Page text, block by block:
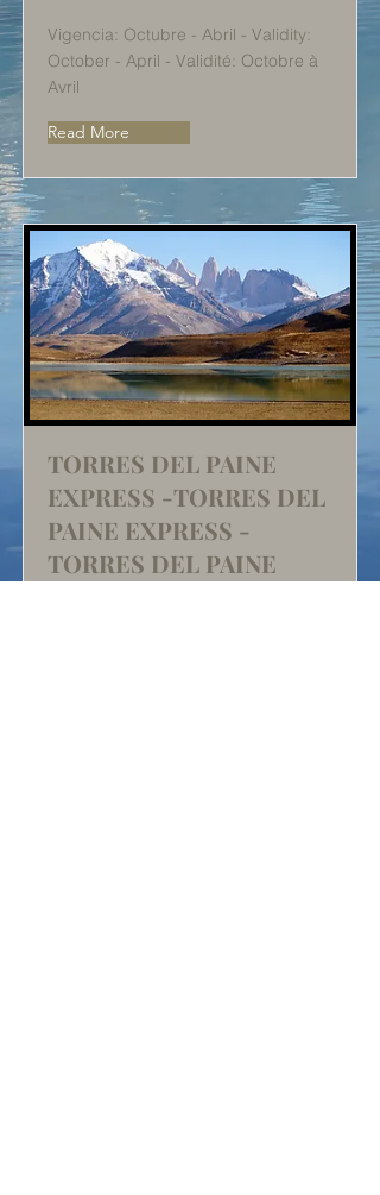
Vigencia: Octubre - Abril - Validity:
October - April - Validité: Octobre à
Avril
Read More
TORRES DEL PAINE
EXPRESS -TORRES DEL
PAINE EXPRESS -
TORRES DEL PAINE